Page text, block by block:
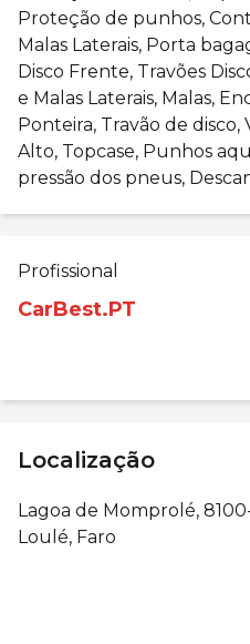
Proteção de punhos,
Malas Laterais, Porta
Disco Frente, Travões
e Malas Laterais, Malas,
Ponteira, Travão de
Alto, Topcase, Punhos
pressão dos pneus,
Profissional
CarBest.PT
Localização
Lagoa de Momprolé,
Loulé, Faro